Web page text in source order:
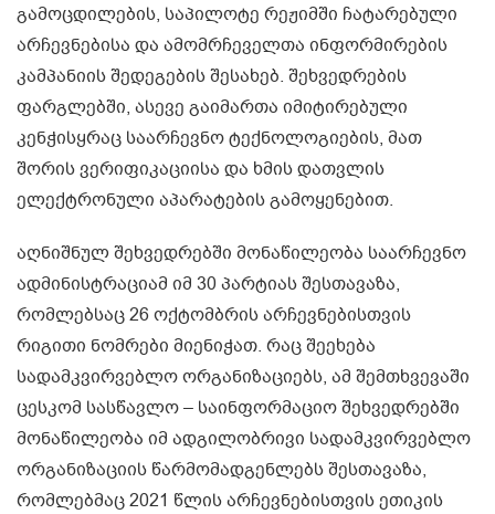
გამოცდილების, საპილოტე რეჟიმში ჩატარებული
არჩევნებისა და ამომრჩეველთა ინფორმირების
კამპანიის შედეგების შესახებ. შეხვედრების
ფარგლებში, ასევე გაიმართა იმიტირებული
კენჭისყრაც საარჩევნო ტექნოლოგიების, მათ
შორის ვერიფიკაციისა და ხმის დათვლის
ელექტრონული აპარატების გამოყენებით.
აღნიშნულ შეხვედრებში მონაწილეობა საარჩევნო
ადმინისტრაციამ იმ 30 პარტიას შესთავაზა,
რომლებსაც 26 ოქტომბრის არჩევნებისთვის
რიგითი ნომრები მიენიჭათ. რაც შეეხება
სადამკვირვებლო ორგანიზაციებს, ამ შემთხვევაში
ცესკომ სასწავლო – საინფორმაციო შეხვედრებში
მონაწილეობა იმ ადგილობრივი სადამკვირვებლო
ორგანიზაციის წარმომადგენლებს შესთავაზა,
რომლებმაც 2021 წლის არჩევნებისთვის ეთიკის